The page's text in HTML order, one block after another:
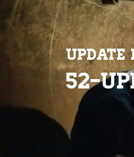
Gruppen
Veranstaltungen
Update
52-